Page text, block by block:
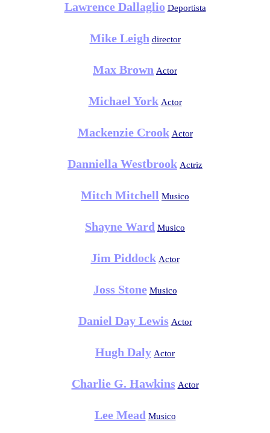
Lawrence Dallaglio Deportista
Mike Leigh director
Max Brown Actor
Michael York Actor
Mackenzie Crook Actor
Danniella Westbrook Actriz
Mitch Mitchell Musico
Shayne Ward Musico
Jim Piddock Actor
Joss Stone Musico
Daniel Day Lewis Actor
Hugh Daly Actor
Charlie G. Hawkins Actor
Lee Mead Musico